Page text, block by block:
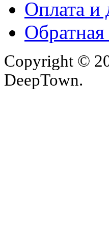
Оплата и
Обратная
Copyright ©
DeepTown.